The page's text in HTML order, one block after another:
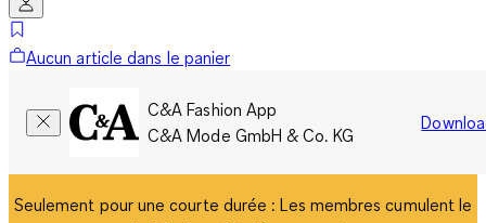
Aucun article dans le panier
C&A Fashion App
C&A Mode GmbH & Co. KG
Seulement pour une courte durée : Les membres cumulent le